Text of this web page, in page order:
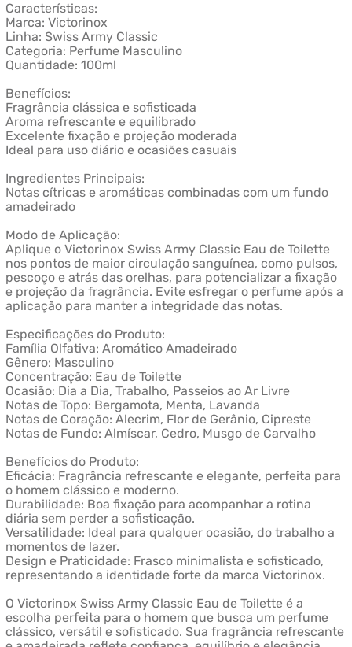
Características:
Marca: Victorinox
Linha: Swiss Army Classic
Categoria: Perfume Masculino
Quantidade: 100ml
Benefícios:
Fragrância clássica e sofisticada
Aroma refrescante e equilibrado
Excelente fixação e projeção moderada
Ideal para uso diário e ocasiões casuais
Ingredientes Principais:
Notas cítricas e aromáticas combinadas com um fundo
amadeirado
Modo de Aplicação:
Aplique o Victorinox Swiss Army Classic Eau de Toilette
nos pontos de maior circulação sanguínea, como pulsos,
pescoço e atrás das orelhas, para potencializar a fixação
e projeção da fragrância. Evite esfregar o perfume após a
aplicação para manter a integridade das notas.
Especificações do Produto:
Família Olfativa: Aromático Amadeirado
Gênero: Masculino
Concentração: Eau de Toilette
Ocasião: Dia a Dia, Trabalho, Passeios ao Ar Livre
Notas de Topo: Bergamota, Menta, Lavanda
Notas de Coração: Alecrim, Flor de Gerânio, Cipreste
Notas de Fundo: Almíscar, Cedro, Musgo de Carvalho
Benefícios do Produto:
Eficácia: Fragrância refrescante e elegante, perfeita para
o homem clássico e moderno.
Durabilidade: Boa fixação para acompanhar a rotina
diária sem perder a sofisticação.
Versatilidade: Ideal para qualquer ocasião, do trabalho a
momentos de lazer.
Design e Praticidade: Frasco minimalista e sofisticado,
representando a identidade forte da marca Victorinox.
O Victorinox Swiss Army Classic Eau de Toilette é a
escolha perfeita para o homem que busca um perfume
clássico, versátil e sofisticado. Sua fragrância refrescante